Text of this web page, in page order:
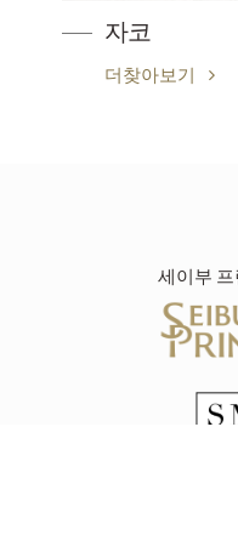
자코
더찾아보기
세이부